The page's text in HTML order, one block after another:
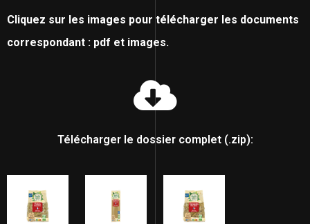
Cliquez sur les images pour télécharger les documents
correspondant : pdf et images.
Télécharger le dossier complet (.zip):